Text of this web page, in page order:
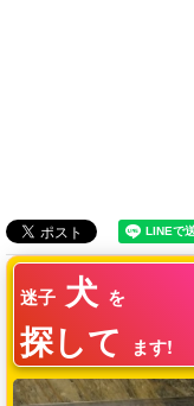
迷子 犬 を
探して ます!